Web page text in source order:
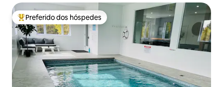
Entre os melhores preferidos dos hóspedes
Preferido dos hóspedes